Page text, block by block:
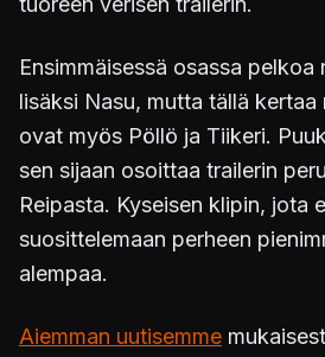
Ensimmäisessä osassa
lisäksi Nasu, mutta tällä kertaa
ovat myös Pöllö ja Tiikeri.
sen sijaan osoittaa trailerin
Reipasta. Kyseisen klipin, jota
suosittelemaan perheen
alempaa.
Aiemman uutisemme